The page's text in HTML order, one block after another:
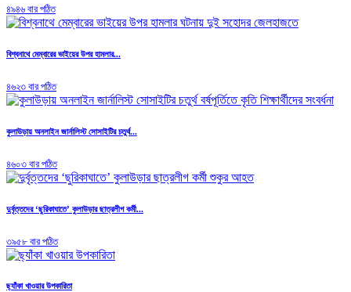
৪৯৪৬ বার পঠিত
বিশ্বনাথে মেম্বারের ভাইয়ের উপর হামলার...
৪৬২৩ বার পঠিত
কুলাউড়ায় অনলাইন জার্নালিস্ট সোসাইটির চতুর্থ...
৪৬০৩ বার পঠিত
দুর্বৃত্তদের ‘ছুরিকাঘাতে’ কুলাউড়ার ছাত্রলীগ কর্মী...
৩৯৫৮ বার পঠিত
ছ্যাঁকা খাওয়ার উপকারিতা